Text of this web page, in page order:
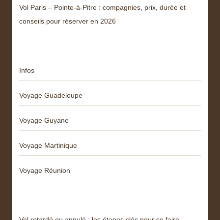
Vol Paris – Pointe-à-Pitre : compagnies, prix, durée et
conseils pour réserver en 2026
Infos
Voyage Guadeloupe
Voyage Guyane
Voyage Martinique
Voyage Réunion